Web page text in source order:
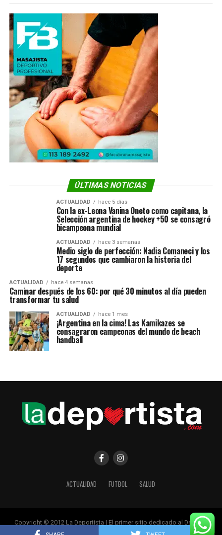
ÚLTIMAS NOTICIAS
ACTUALIDAD hace 5 días
Con la ex-Leona Vanina Oneto como capitana, la
Selección argentina de hockey +50 se consagró
bicampeona mundial
ACTUALIDAD hace 3 semanas
Medio siglo de perfección: Nadia Comaneci y los
17 segundos que cambiaron la historia del
deporte
ACTUALIDAD hace 4 semanas
Caminar después de los 60: por qué 30 minutos al día pueden
transformar tu salud
ACTUALIDAD hace 1 mes
¡Argentina en la cima! Las Kamikazes se
consagraron campeonas del mundo de beach
handball
ACTUALIDAD FUTBOL SALUD
Copyright © 2012 La Deportista | El primer sitio dedicado al Deporte